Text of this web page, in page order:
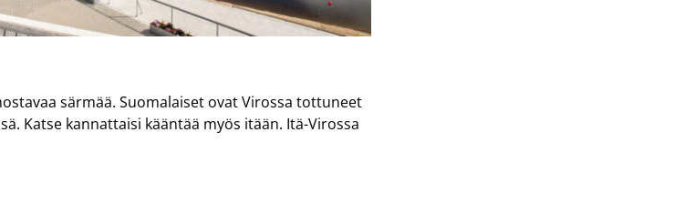
särmää. Suomalaiset ovat Virossa tottuneet
Katse kannattaisi kääntää myös itään. Itä-Virossa